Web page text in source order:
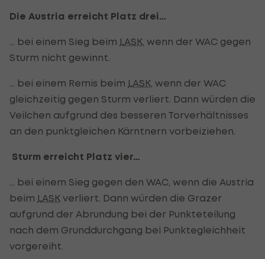
Die Austria erreicht Platz drei…
… bei einem Sieg beim LASK , wenn der WAC gegen
Sturm nicht gewinnt.
… bei einem Remis beim LASK , wenn der WAC
gleichzeitig gegen Sturm verliert. Dann würden die
Veilchen aufgrund des besseren Torverhältnisses
an den punktgleichen Kärntnern vorbeiziehen.
Sturm erreicht Platz vier…
… bei einem Sieg gegen den WAC, wenn die Austria
beim LASK verliert. Dann würden die Grazer
aufgrund der Abrundung bei der Punkteteilung
nach dem Grunddurchgang bei Punktegleichheit
vorgereiht.